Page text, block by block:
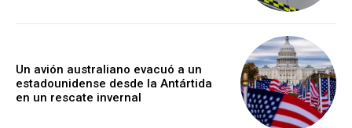
Un avión australiano evacuó a un
estadounidense desde la Antártida
en un rescate invernal